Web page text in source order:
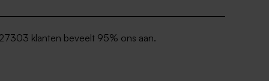
klanten beveelt 95% ons aan.